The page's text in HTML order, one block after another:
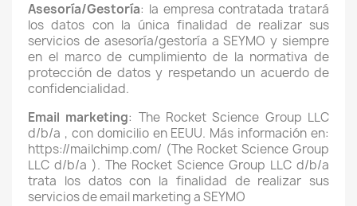
Asesoría/Gestoría: la empresa contratada tratará
los datos con la única finalidad de realizar sus
servicios de asesoría/gestoría a SEYMO y siempre
en el marco de cumplimiento de la normativa de
protección de datos y respetando un acuerdo de
confidencialidad.
Email marketing: The Rocket Science Group LLC
d/b/a , con domicilio en EEUU. Más información en:
https://mailchimp.com/ (The Rocket Science Group
LLC d/b/a ). The Rocket Science Group LLC d/b/a
trata los datos con la finalidad de realizar sus
servicios de email marketing a SEYMO